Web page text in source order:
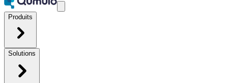
Produits
Solutions